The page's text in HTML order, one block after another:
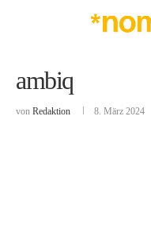
ambiq
von Redaktion 8. März 2024